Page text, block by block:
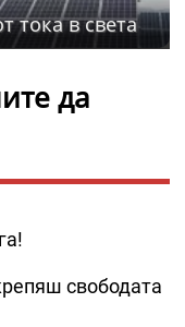
тока в света
да
свободата